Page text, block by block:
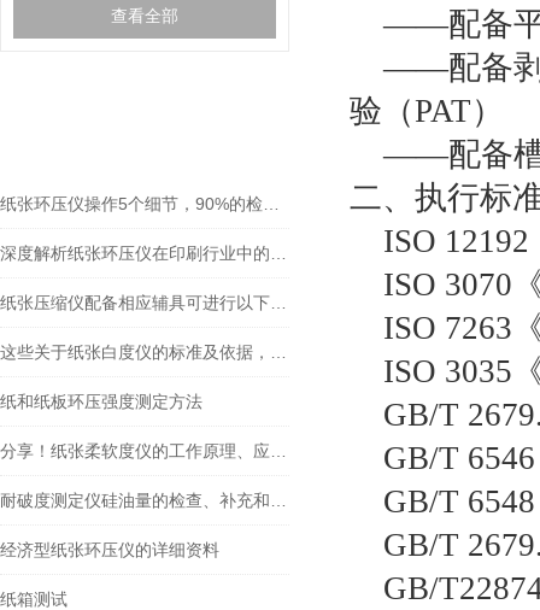
查看全部
纸和纸板环压强度测定方法
经济型纸张环压仪的详细资料
纸箱测试
——配备
——配备
验（PAT）
——配备
二、执行标
ISO 12192
ISO 3070
ISO 7263
ISO 3035
GB/T
GB/T 6546
GB/T 6548
GB/T
GB/